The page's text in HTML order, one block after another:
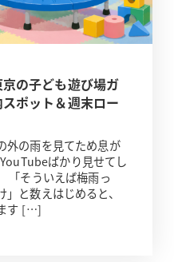
京の子ども遊び場ガ
ポット＆週末ロー
外の雨を見てため息が
ばかり見せてし
「そういえば梅雨っ
と数えはじめると、
す […]